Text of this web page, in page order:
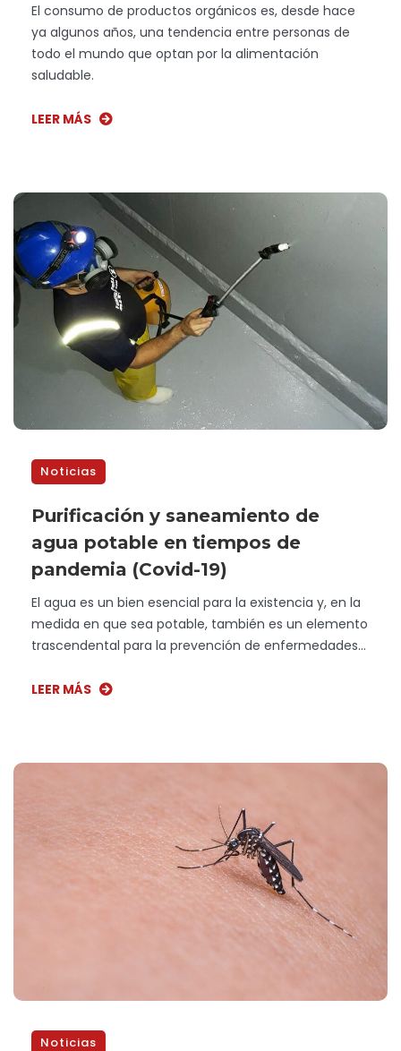
El consumo de productos orgánicos es, desde hace
ya algunos años, una tendencia entre personas de
todo el mundo que optan por la alimentación
saludable.
LEER MÁS
Noticias
Purificación y saneamiento de
agua potable en tiempos de
pandemia (Covid-19)
El agua es un bien esencial para la existencia y, en la
medida en que sea potable, también es un elemento
trascendental para la prevención de enfermedades...
LEER MÁS
Noticias